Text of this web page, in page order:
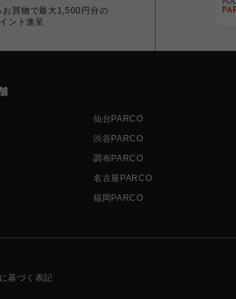
お買物で最大1,500円分の
ント進呈
仙台PARCO
渋谷PARCO
調布PARCO
名古屋PARCO
福岡PARCO
基づく表記